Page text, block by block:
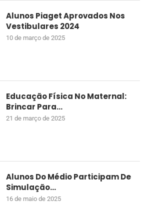
Alunos Piaget Aprovados Nos
Vestibulares 2024
10 de março de 2025
Educação Física No Maternal:
Brincar Para...
21 de março de 2025
Alunos Do Médio Participam De
Simulação...
16 de maio de 2025